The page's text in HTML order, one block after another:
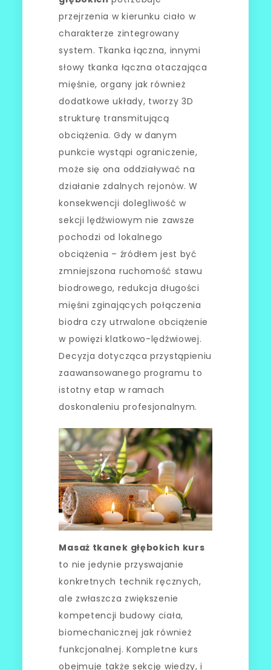
przejrzenia w kierunku ciało w
charakterze zintegrowany
system. Tkanka łączna, innymi
słowy tkanka łączna otaczająca
mięśnie, organy jak również
dodatkowe układy, tworzy 3D
strukturę transmitującą
obciążenia. Gdy w danym
punkcie wystąpi ograniczenie,
może się ona oddziaływać na
działanie zdalnych rejonów. W
konsekwencji dolegliwość w
sekcji lędźwiowym nie zawsze
pochodzi od lokalnego
obciążenia – źródłem jest być
zmniejszona ruchomość stawu
biodrowego, redukcja długości
mięśni zginających połączenia
biodra czy utrwalone obciążenie
w powięzi klatkowo-lędźwiowej.
Decyzja dotycząca przystąpieniu
zaawansowanego programu to
istotny etap w ramach
doskonaleniu profesjonalnym.
Masaż tkanek głębokich kurs
to nie jedynie przyswajanie
konkretnych technik ręcznych,
ale zwłaszcza zwiększenie
kompetencji budowy ciała,
biomechanicznej jak również
funkcjonalnej. Kompletne kurs
obejmuje także sekcję wiedzy, i